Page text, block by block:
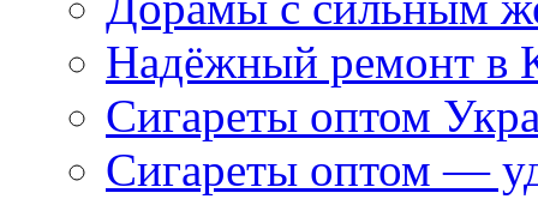
Надёжный ремонт в
Сигареты оптом
Сигареты оптом —